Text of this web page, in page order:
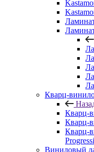
Кварц-
Кварц-
Кварц-
Кварц-
Виниловый